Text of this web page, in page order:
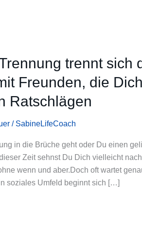
trennt sich
Freunden, die
Ratschlägen
/ SabineLifeCoach
in die Brüche geht oder Du einen
Zeit sehnst Du Dich vielleicht
wenn und aber.Doch oft wartet
soziales Umfeld beginnt sich […]